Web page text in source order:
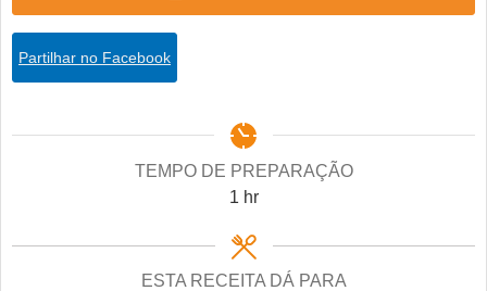
Partilhar no Facebook
TEMPO DE PREPARAÇÃO
1 hour
hr
ESTA RECEITA DÁ PARA